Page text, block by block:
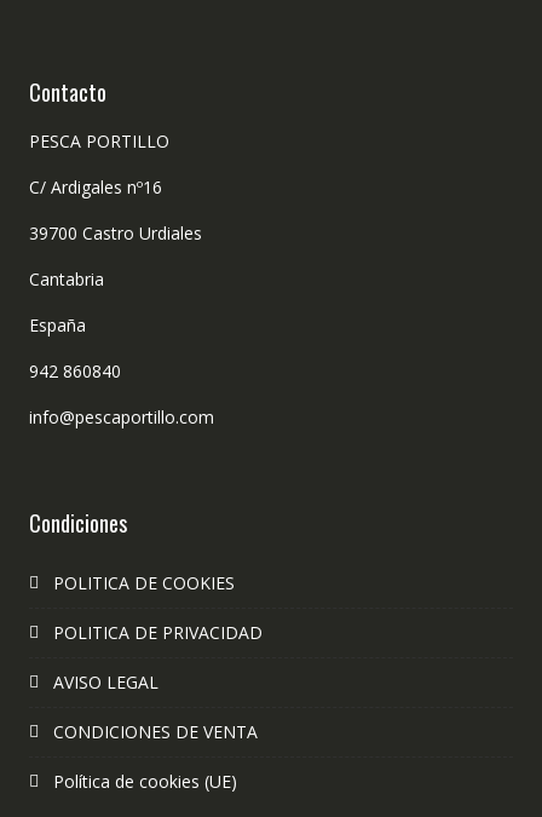
Contacto
PESCA PORTILLO
C/ Ardigales nº16
39700 Castro Urdiales
Cantabria
España
942 860840
info@pescaportillo.com
Condiciones
POLITICA DE COOKIES
POLITICA DE PRIVACIDAD
AVISO LEGAL
CONDICIONES DE VENTA
Política de cookies (UE)